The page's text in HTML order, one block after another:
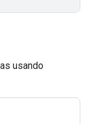
usando